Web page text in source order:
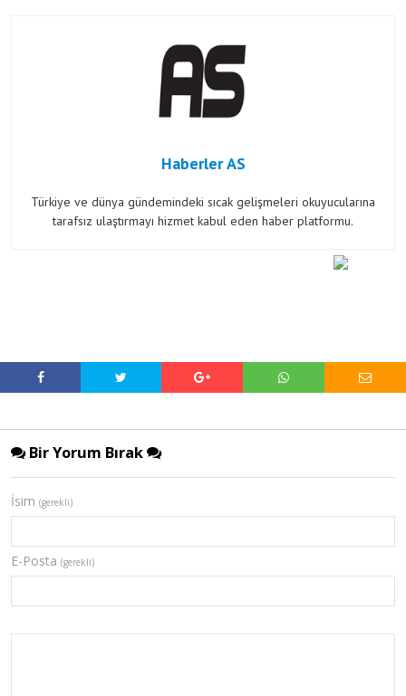
Haberler AS
Türkiye ve dünya gündemindeki sıcak gelişmeleri okuyucularına
tarafsız ulaştırmayı hizmet kabul eden haber platformu.
Bir Yorum Bırak
İsim (gerekli)
E-Posta (gerekli)